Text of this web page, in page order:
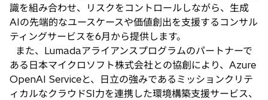
識を組み合わせ、リスクをコントロールしながら、生成
AIの先端的なユースケースや価値創出を支援するコンサル
ティングサービスを6月から提供します。
また、Lumadaアライアンスプログラムのパートナーで
ある日本マイクロソフト株式会社との協創により、Azure
OpenAI Serviceと、日立の強みであるミッションクリテ
ィカルなクラウドSI力を連携した環境構築支援サービス、